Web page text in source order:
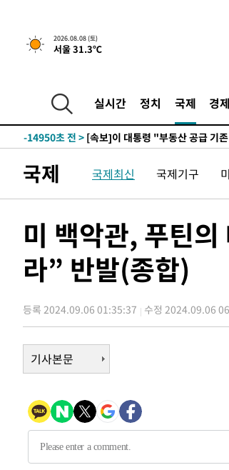
2026.08.08 (토)
서울 31.3℃
실시간 정치 국제 경제
2시간 전 >[속보]규제합리화위원회 부위원장에
후임
-22500초 전 >
이강인, 폭염 속 AT마드리드 첫
하향수정 (2보)
-19087초 전 >
[속보] 미 사업체, 일자리 7월에
-14950초 전 >
실천"
-14035초 전 > 이란, "오만과 '중앙 단일 루트'
-5567초 전 >
[속보]이 대통령, '호우피해' 안동·
포
-5530초 전 >[단독]중수청 지원 검사들, 정원 초
-1807초 전 > SK하이닉스, 용인·청주 팹에 54
22분 전 > 여자배구 이재영·이다영 자매, 아제르
34분 전 >
외국인 심판 성 접대 7경기 들여다보니
39분 전 > [속보]코스피, 6200선 약보합…0.60%
42분 전 >[속보] 노원서 40.1도 관측…서울, 2018
1시간 전 >[속보]종합특검, '계엄 수용공간 확보'
1시간 전 >외신들도 주목한 韓축구 파문…"국민적
1시간 전 >11시간 압수수색에 성접대 파문까지…'
-22500초 전 >
국제 국제최신 국제기구
미 백악관, 푸틴
라” 반발(종합)
등록 2024.09.06 01:35:37 수정 2024.09.06
기사본문